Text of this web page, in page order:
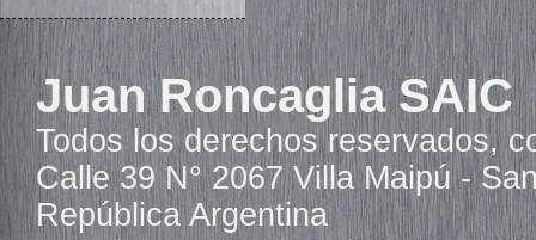
Juan Roncaglia SAIC
Todos los derechos reservados,
Calle 39 N° 2067 Villa Maipú -
República Argentina